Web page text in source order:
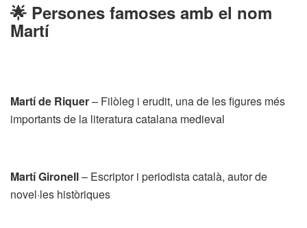
🌟 Persones famoses amb el nom
Martí
Martí de Riquer– Filòleg i erudit, una de les figures més
importants de la literatura catalana medieval
Martí Gironell– Escriptor i periodista català, autor de
novel·les històriques